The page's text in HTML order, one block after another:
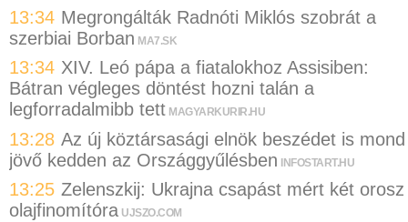
13:34 Megrongálták Radnóti Miklós szobrát a
szerbiai Borban MA7.SK
13:34 XIV. Leó pápa a fiatalokhoz Assisiben:
Bátran végleges döntést hozni talán a
legforradalmibb tett MAGYARKURIR.HU
13:28 Az új köztársasági elnök beszédet is mond
jövő kedden az Országgyűlésben INFOSTART.HU
13:25 Zelenszkij: Ukrajna csapást mért két orosz
olajfinomítóra UJSZO.COM